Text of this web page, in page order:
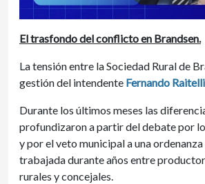
El trasfondo del conflicto en Brandsen.
La tensión entre la Sociedad Rural de
gestión del intendente Fernando Raitelli
Durante los últimos meses las
profundizaron a partir del debate por
y por el veto municipal a una
trabajada durante años entre
rurales y concejales.